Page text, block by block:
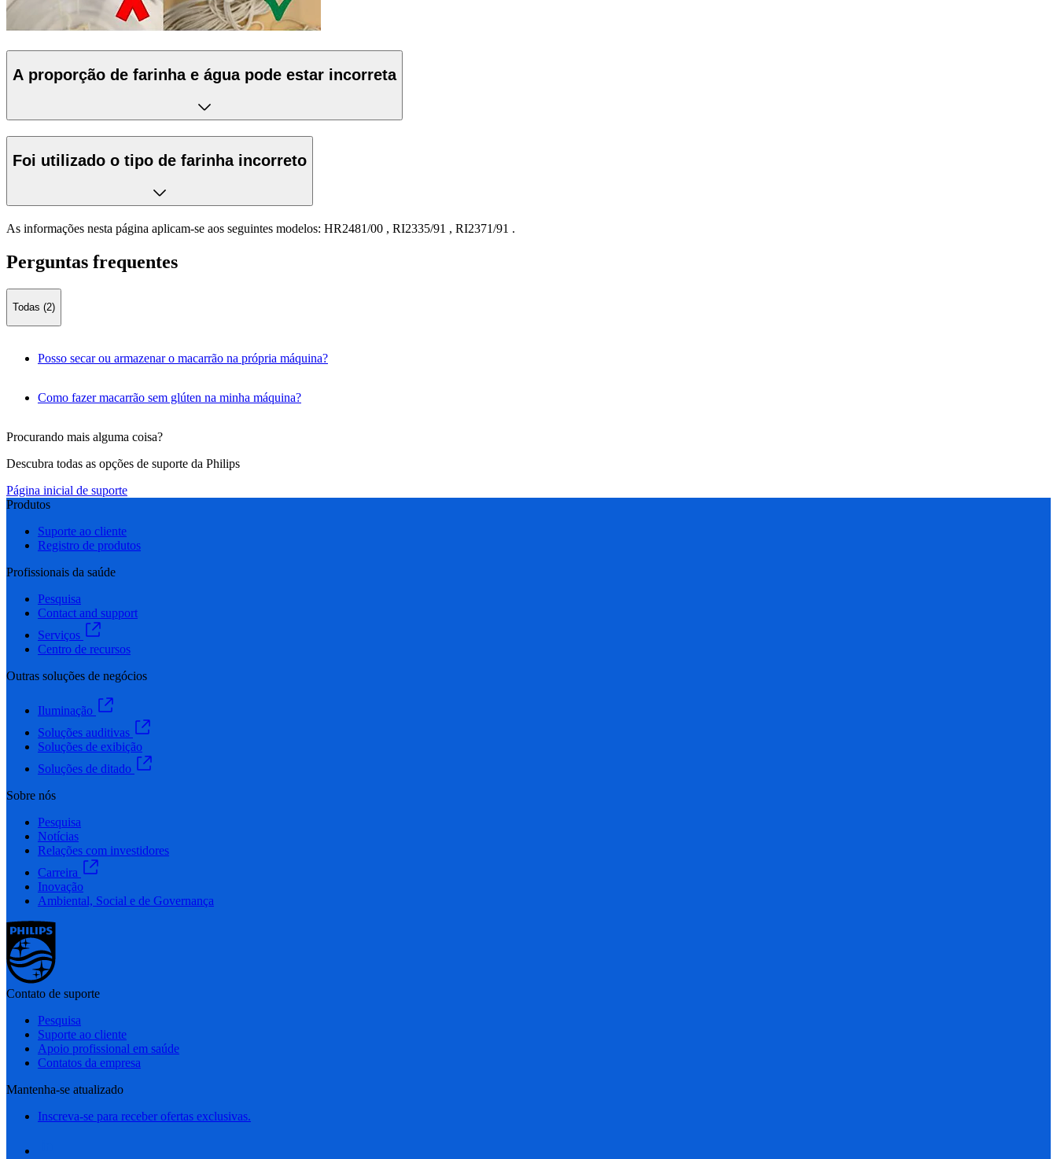
A proporção de farinha e água pode estar incorreta
Foi utilizado o tipo de farinha incorreto
As informações nesta página aplicam-se aos seguintes modelos: HR2481/00 , RI2335/91 , RI2371/91 .
Perguntas frequentes
Todas (2)
Posso secar ou armazenar o macarrão na própria máquina?
Como fazer macarrão sem glúten na minha máquina?
Procurando mais alguma coisa?
Descubra todas as opções de suporte da Philips
Página inicial de suporte
Produtos
Suporte ao cliente
Registro de produtos
Profissionais da saúde
Pesquisa
Contact and support
Serviços
Centro de recursos
Outras soluções de negócios
Iluminação
Soluções auditivas
Soluções de exibição
Soluções de ditado
Sobre nós
Pesquisa
Notícias
Relações com investidores
Carreira
Inovação
Ambiental, Social e de Governança
Contato de suporte
Pesquisa
Suporte ao cliente
Apoio profissional em saúde
Contatos da empresa
Mantenha-se atualizado
Inscreva-se para receber ofertas exclusivas.